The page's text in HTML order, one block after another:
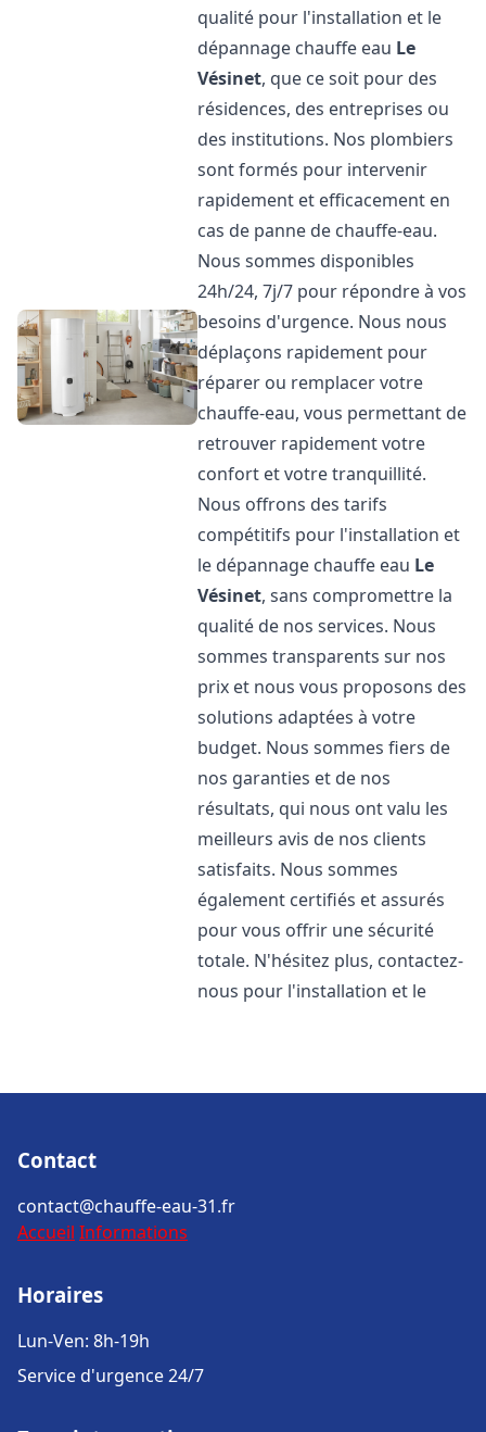
qualité pour l'installation et le
dépannage chauffe eau Le
Vésinet, que ce soit pour des
résidences, des entreprises ou
des institutions. Nos plombiers
sont formés pour intervenir
rapidement et efficacement en
cas de panne de chauffe-eau.
Nous sommes disponibles
24h/24, 7j/7 pour répondre à vos
besoins d'urgence. Nous nous
déplaçons rapidement pour
réparer ou remplacer votre
chauffe-eau, vous permettant de
retrouver rapidement votre
confort et votre tranquillité.
Nous offrons des tarifs
compétitifs pour l'installation et
le dépannage chauffe eau Le
Vésinet, sans compromettre la
qualité de nos services. Nous
sommes transparents sur nos
prix et nous vous proposons des
solutions adaptées à votre
budget. Nous sommes fiers de
nos garanties et de nos
résultats, qui nous ont valu les
meilleurs avis de nos clients
satisfaits. Nous sommes
également certifiés et assurés
pour vous offrir une sécurité
totale. N'hésitez plus, contactez-
nous pour l'installation et le
Contact
contact@chauffe-eau-31.fr
Accueil Informations
Horaires
Lun-Ven: 8h-19h
Service d'urgence 24/7